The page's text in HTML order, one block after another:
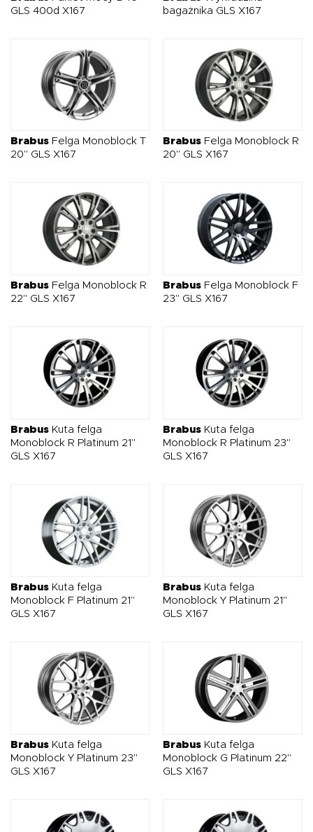
zmiany wyglądu auta.
GLS 400d X167
bagażnika GLS X167
Brabus Felga Monoblock T
20" GLS X167
Brabus Felga Monoblock R
20" GLS X167
Brabus Felga Monoblock R
22" GLS X167
Brabus Felga Monoblock F
23" GLS X167
Brabus Kuta felga
Monoblock R Platinum 21"
GLS X167
Brabus Kuta felga
Monoblock R Platinum 23"
GLS X167
Brabus Kuta felga
Monoblock F Platinum 21"
GLS X167
Brabus Kuta felga
Monoblock Y Platinum 21"
GLS X167
Brabus Kuta felga
Monoblock Y Platinum 23"
GLS X167
Brabus Kuta felga
Monoblock G Platinum 22"
GLS X167